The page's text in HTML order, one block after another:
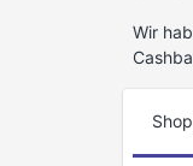
Wir